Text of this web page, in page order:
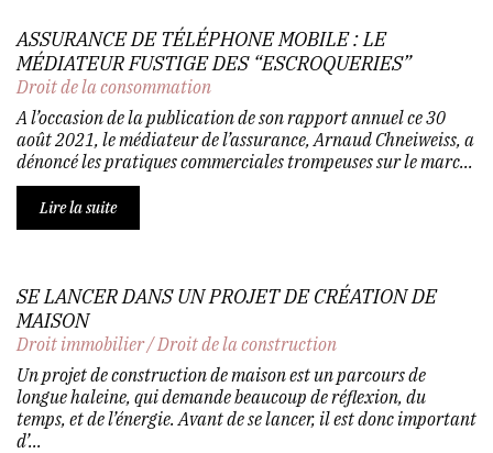
ASSURANCE DE TÉLÉPHONE MOBILE : LE
MÉDIATEUR FUSTIGE DES “ESCROQUERIES”
Droit de la consommation
A l’occasion de la publication de son rapport annuel ce 30
août 2021, le médiateur de l’assurance, Arnaud Chneiweiss, a
dénoncé les pratiques commerciales trompeuses sur le marc...
Lire la suite
SE LANCER DANS UN PROJET DE CRÉATION DE
MAISON
Droit immobilier/Droit de la construction
Un projet de construction de maison est un parcours de
longue haleine, qui demande beaucoup de réflexion, du
temps, et de l’énergie. Avant de se lancer, il est donc important
d’...